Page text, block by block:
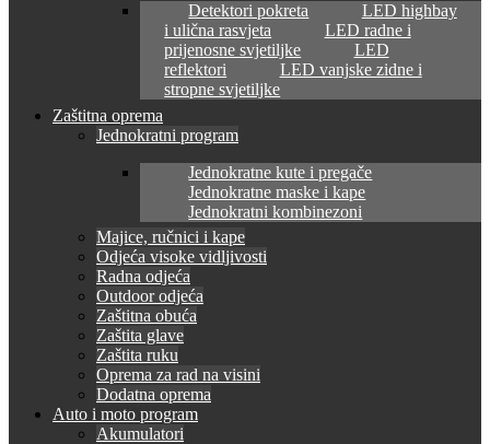
Detektori pokreta
LED highbay
i ulična rasvjeta
LED radne i
prijenosne svjetiljke
LED
reflektori
LED vanjske zidne i
stropne svjetiljke
Zaštitna oprema
Jednokratni program
Jednokratne kute i pregače
Jednokratne maske i kape
Jednokratni kombinezoni
Majice, ručnici i kape
Odjeća visoke vidljivosti
Radna odjeća
Outdoor odjeća
Zaštitna obuća
Zaštita glave
Zaštita ruku
Oprema za rad na visini
Dodatna oprema
Auto i moto program
Akumulatori